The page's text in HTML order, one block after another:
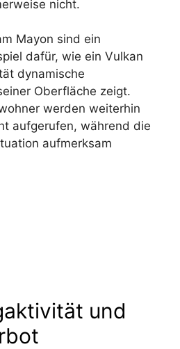
nicht.
Mayon sind ein
dafür, wie ein Vulkan
dynamische
Oberfläche zeigt.
werden weiterhin
aufgerufen, während die
aufmerksam
und